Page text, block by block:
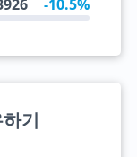
-10.5%
기